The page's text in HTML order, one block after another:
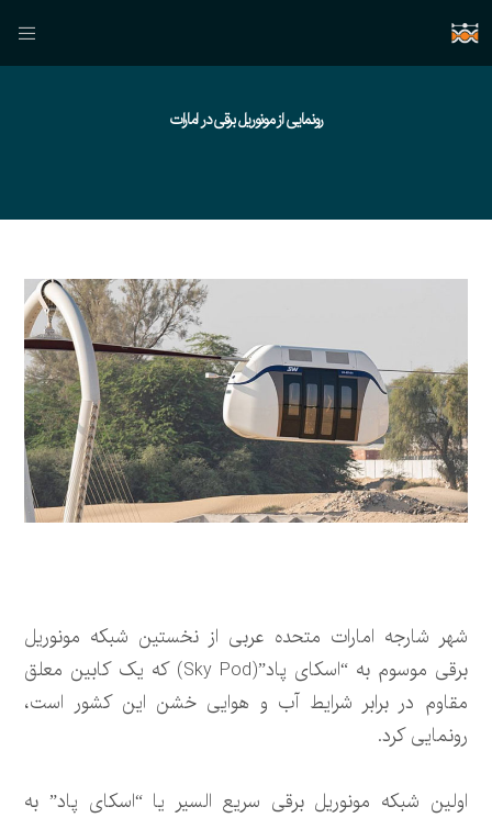
رونمایی از مونوریل برقی در امارات
شهر شارجه امارات متحده عربی از نخستین شبکه مونوریل
برقی موسوم به “اسکای پاد”(Sky Pod) که یک کابین معلق
مقاوم در برابر شرایط آب و هوایی خشن این کشور است،
رونمایی کرد.
اولین شبکه مونوریل برقی سریع السیر یا “اسکای پاد” به